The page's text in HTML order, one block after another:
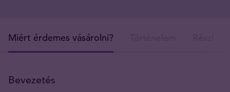
Miért érdemes vásárolni?
Bevezetés